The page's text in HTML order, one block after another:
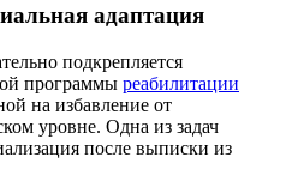
адаптация
подкрепляется
программы реабилитации
на избавление от
уровне. Одна из задач
после выписки из